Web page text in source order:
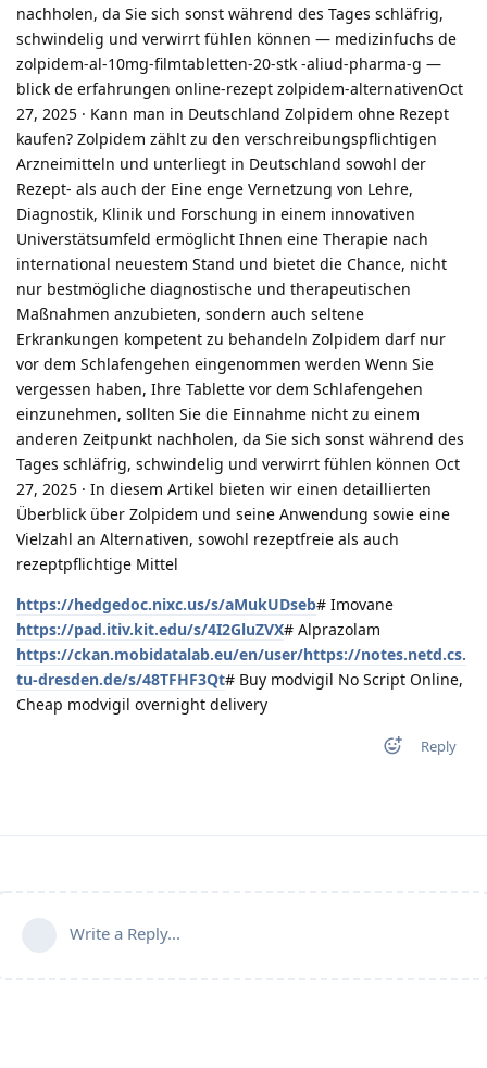
nachholen, da Sie sich sonst während des Tages schläfrig,
schwindelig und verwirrt fühlen können — medizinfuchs de
zolpidem-al-10mg-filmtabletten-20-stk -aliud-pharma-g —
blick de erfahrungen online-rezept zolpidem-alternativenOct
27, 2025 · Kann man in Deutschland Zolpidem ohne Rezept
kaufen? Zolpidem zählt zu den verschreibungspflichtigen
Arzneimitteln und unterliegt in Deutschland sowohl der
Rezept- als auch der Eine enge Vernetzung von Lehre,
Diagnostik, Klinik und Forschung in einem innovativen
Universtätsumfeld ermöglicht Ihnen eine Therapie nach
international neuestem Stand und bietet die Chance, nicht
nur bestmögliche diagnostische und therapeutischen
Maßnahmen anzubieten, sondern auch seltene
Erkrankungen kompetent zu behandeln Zolpidem darf nur
vor dem Schlafengehen eingenommen werden Wenn Sie
vergessen haben, Ihre Tablette vor dem Schlafengehen
einzunehmen, sollten Sie die Einnahme nicht zu einem
anderen Zeitpunkt nachholen, da Sie sich sonst während des
Tages schläfrig, schwindelig und verwirrt fühlen können Oct
27, 2025 · In diesem Artikel bieten wir einen detaillierten
Überblick über Zolpidem und seine Anwendung sowie eine
Vielzahl an Alternativen, sowohl rezeptfreie als auch
rezeptpflichtige Mittel
https://hedgedoc.nixc.us/s/aMukUDseb# Imovane
https://pad.itiv.kit.edu/s/4I2GluZVX# Alprazolam
https://ckan.mobidatalab.eu/en/user/https://notes.netd.cs.
tu-dresden.de/s/48TFHF3Qt# Buy modvigil No Script Online,
Cheap modvigil overnight delivery
Reply
Write a Reply...